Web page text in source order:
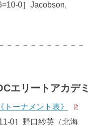
0］Jacobson,
－－－－－－－－－－
エリートアカデミ
《トーナメント表》
］野口紗英（北海